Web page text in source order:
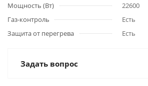
Мощность (Вт)
22600
Газ-контроль
Есть
Защита от перегрева
Есть
Задать вопрос